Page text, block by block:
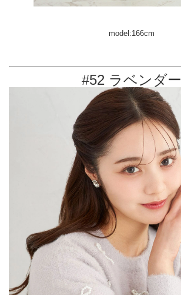
model:166cm
#52 ラベンダー